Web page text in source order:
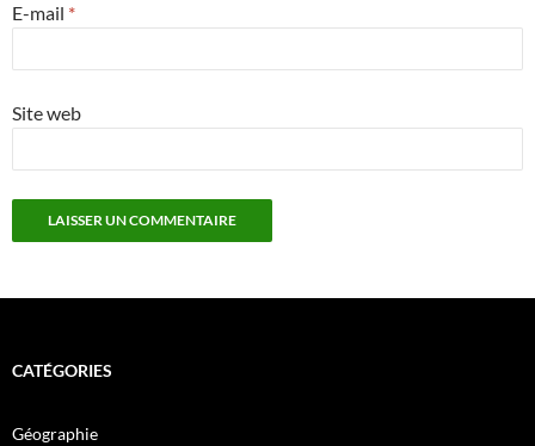
E-mail *
Site web
CATÉGORIES
Géographie